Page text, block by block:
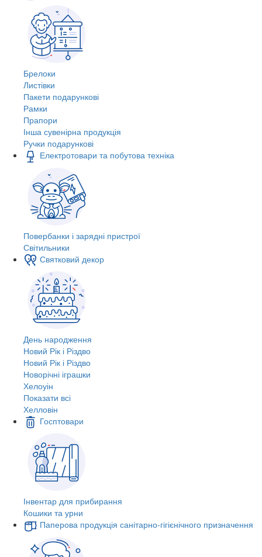
Брелоки
Листівки
Пакети подарункові
Рамки
Прапори
Інша сувенірна продукція
Ручки подарункові
Електротовари та побутова техніка
Повербанки і зарядні пристрої
Світильники
Святковий декор
День народження
Новий Рік і Різдво
Новий Рік і Різдво
Новорічні іграшки
Хелоуін
Показати всі
Хелловін
Госптовари
Інвентар для прибирання
Кошики та урни
Паперова продукція санітарно-гігієнічного призначення